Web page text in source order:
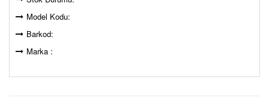
Model Kodu:
Barkod:
Marka :